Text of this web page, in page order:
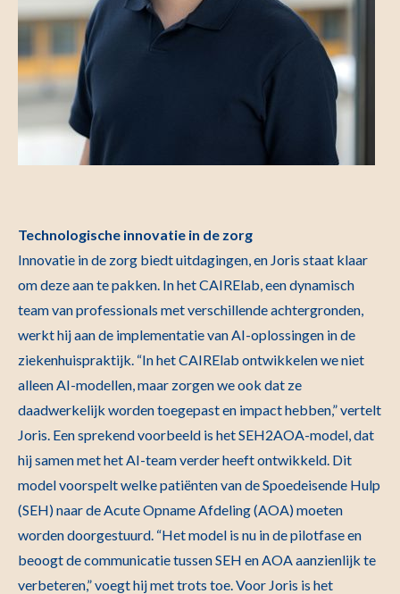
Technologische innovatie in de zorg
Innovatie in de zorg biedt uitdagingen, en Joris staat klaar
om deze aan te pakken. In het CAIRElab, een dynamisch
team van professionals met verschillende achtergronden,
werkt hij aan de implementatie van AI-oplossingen in de
ziekenhuispraktijk. “In het CAIRElab ontwikkelen we niet
alleen AI-modellen, maar zorgen we ook dat ze
daadwerkelijk worden toegepast en impact hebben,” vertelt
Joris. Een sprekend voorbeeld is het SEH2AOA-model, dat
hij samen met het AI-team verder heeft ontwikkeld. Dit
model voorspelt welke patiënten van de Spoedeisende Hulp
(SEH) naar de Acute Opname Afdeling (AOA) moeten
worden doorgestuurd. “Het model is nu in de pilotfase en
beoogt de communicatie tussen SEH en AOA aanzienlijk te
verbeteren,” voegt hij met trots toe. Voor Joris is het